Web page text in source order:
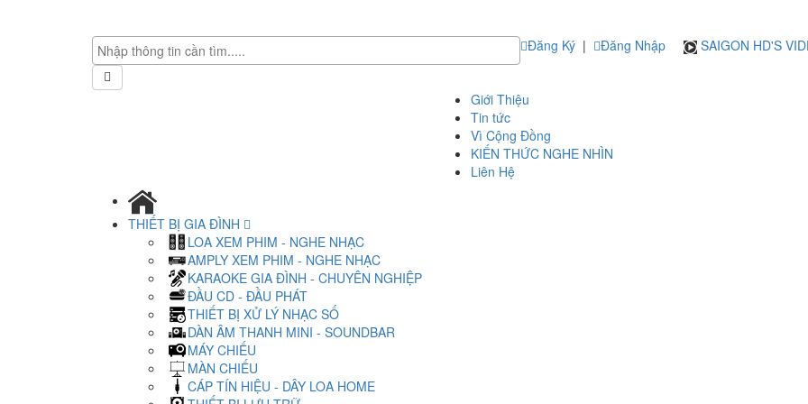
Đăng Ký | Đăng Nhập SAIGON HD'S
Giới Thiệu
Tin tức
Vì Cộng Đồng
KIẾN THỨC NGHE NHÌN
Liên Hệ
THIẾT BỊ GIA ĐÌNH
LOA XEM PHIM - NGHE NHẠC
AMPLY XEM PHIM - NGHE NHẠC
KARAOKE GIA ĐÌNH - CHUYÊN NGHIỆP
ĐẦU CD - ĐẦU PHÁT
THIẾT BỊ XỬ LÝ NHẠC SỐ
DÀN ÂM THANH MINI - SOUNDBAR
MÁY CHIẾU
MÀN CHIẾU
CÁP TÍN HIỆU - DÂY LOA HOME